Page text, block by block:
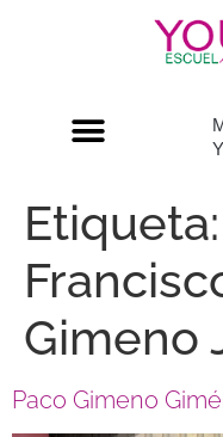
Etiqueta:
Gimeno
Paco Gimeno